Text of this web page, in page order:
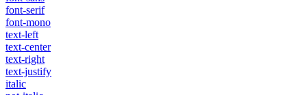
font-serif
font-mono
text-left
text-center
text-right
text-justify
italic